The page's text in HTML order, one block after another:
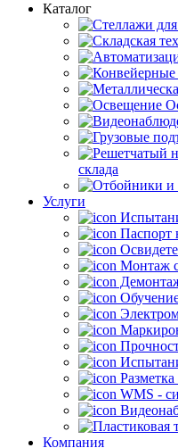
Каталог
склада
Услуги
Паспорт
Монтаж
Разметка
WMS -
Компания